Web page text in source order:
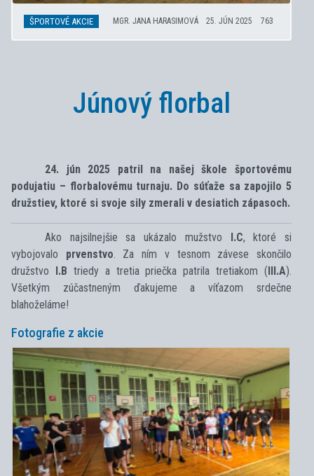
ŠPORTOVÉ AKCIE MGR. JANA HARASIMOVÁ 25. JÚN 2025 763
Júnový florbal
24. jún 2025 patril na našej škole športovému
podujatiu – florbalovému turnaju. Do súťaže sa zapojilo 5
družstiev, ktoré si svoje sily zmerali v desiatich zápasoch.
Ako najsilnejšie sa ukázalo mužstvo I.C, ktoré si
vybojovalo prvenstvo . Za ním v tesnom závese skončilo
družstvo I.B triedy a tretia priečka patrila tretiakom (III.A).
Všetkým zúčastneným ďakujeme a víťazom srdečne
blahoželáme!
Fotografie z akcie